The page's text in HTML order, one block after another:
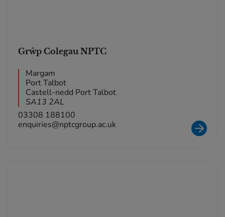
Grŵp Colegau NPTC
Margam
Port Talbot
Castell-nedd Port Talbot
SA13 2AL
03308 188100
enquiries@nptcgroup.ac.uk